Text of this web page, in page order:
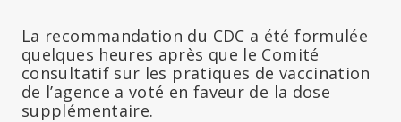
La recommandation du CDC a été formulée
quelques heures après que le Comité
consultatif sur les pratiques de vaccination
de l’agence a voté en faveur de la dose
supplémentaire.